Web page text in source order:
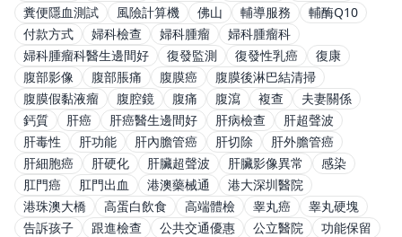
糞便隱血測試
風險計算機 佛山 輔導服務
輔酶Q10
付款方式
婦科檢查 婦科腫瘤
婦科腫瘤科
婦科腫瘤科醫生邊間好
復發監測 復發性乳癌
復康
腹部影像
腹部脹痛 腹膜癌
腹膜後淋巴結清掃
腹膜假黏液瘤
腹腔鏡 腹痛 腹瀉 複查
夫妻關係
鈣質
肝癌 肝癌醫生邊間好 肝病檢查
肝超聲波
肝毒性
肝功能 肝內膽管癌 肝切除
肝外膽管癌
肝細胞癌
肝硬化 肝臟超聲波 肝臟影像異常
感染
肛門癌
肛門出血 港澳藥械通
港大深圳醫院
港珠澳大橋
高蛋白飲食 高端體檢 睾丸癌
睾丸硬塊
告訴孩子
跟進檢查 公共交通優惠 公立醫院
功能保留